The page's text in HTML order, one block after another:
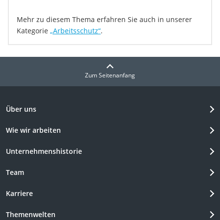
Mehr zu diesem Thema erfahren Sie auch in unserer
Kategorie „Arbeitsschutz“.
Zum Seitenanfang
Über uns
Wie wir arbeiten
Unternehmenshistorie
Team
Karriere
Themenwelten